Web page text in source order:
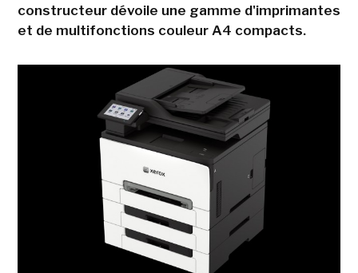
constructeur dévoile une gamme d'imprimantes
et de multifonctions couleur A4 compacts.